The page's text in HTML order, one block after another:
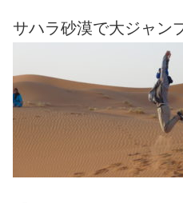
サハラ砂漠で大ジャン